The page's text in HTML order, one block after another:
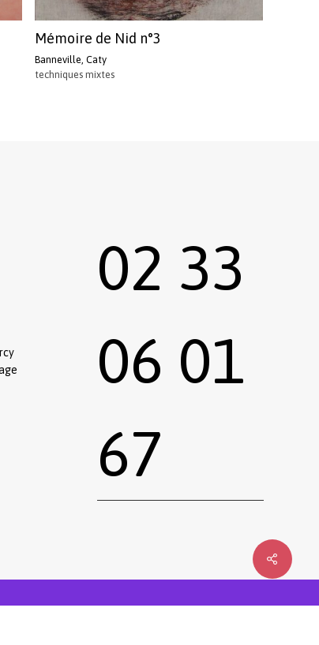
Mémoire de Nid n°3
Banneville, Caty
techniques mixtes
02 33
06 01
67